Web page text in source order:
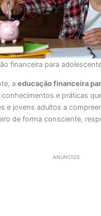
financeira para
a educação financeira
e práticas
e jovens adultos a
de forma consciente,
ANÚNCIOS